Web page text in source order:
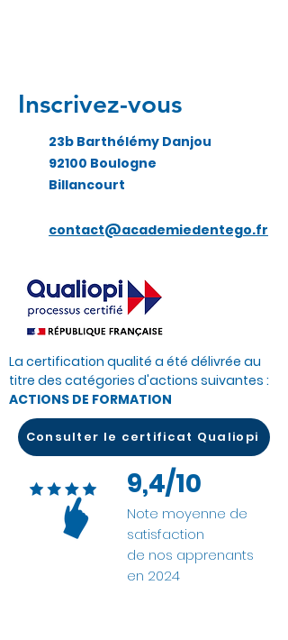
Inscrivez-vous
23b Barthélémy Danjou
92100 Boulogne
Billancourt
contact@academiedentego.fr
La certification qualité a été délivrée au
titre des catégories d'actions suivantes :
ACTIONS DE FORMATION
Consulter le certificat Qualiopi
9,4/10
Note moyenne de
satisfaction
de nos apprenants
en 2024